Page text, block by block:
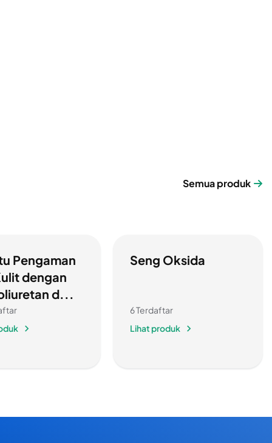
Semua produk
Pengaman
dengan
d...
Seng Oksida
6 Terdaftar
Lihat produk